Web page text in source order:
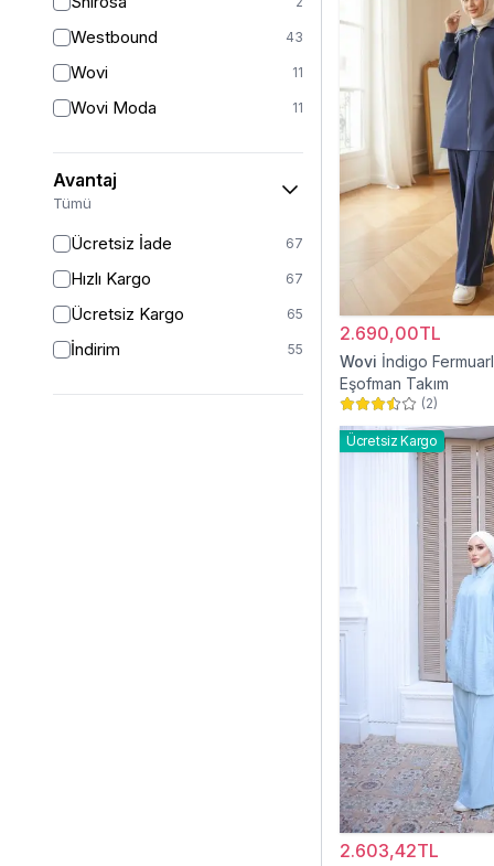
Westbound 43
Wovi 11
Wovi Moda 11
Avantaj
Tümü
Ücretsiz İade 67
Hızlı Kargo 67
Ücretsiz Kargo 65
İndirim 55
2.690,00TL
Wovi İndigo
Eşofman Takım
(2)
Ücretsiz Kargo
2.603,42TL